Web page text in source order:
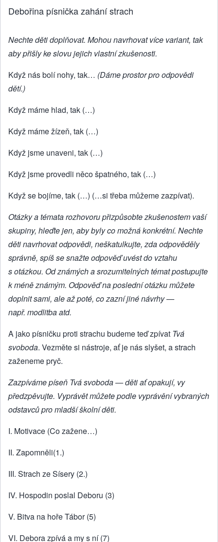
Debořina písnička zahání strach
Nechte děti doplňovat. Mohou navrhovat více variant, tak
aby přišly ke slovu jejich vlastní zkušenosti.
Když nás bolí nohy, tak… (Dáme prostor pro odpovědi
dětí.)
Když máme hlad, tak (…)
Když máme žízeň, tak (…)
Když jsme unaveni, tak (…)
Když jsme provedli něco špatného, tak (…)
Když se bojíme, tak (…) (…si třeba můžeme zazpívat).
Otázky a témata rozhovoru přizpůsobte zkušenostem vaší
skupiny, hleďte jen, aby byly co možná konkrétní. Nechte
děti navrhovat odpovědi, neškatulkujte, zda odpověděly
správně, spíš se snažte odpověď uvést do vztahu
s otázkou. Od známých a srozumitelných témat postupujte
k méně známým. Odpověď na poslední otázku můžete
doplnit sami, ale až poté, co zazní jiné návrhy—
např. modlitba atd.
A jako písničku proti strachu budeme teď zpívat Tvá
svoboda. Vezměte si nástroje, ať je nás slyšet, a strach
zaženeme pryč.
Zazpíváme píseň Tvá svoboda—děti ať opakují, vy
předzpěvujte. Vyprávět můžete podle vyprávění vybraných
odstavců pro mladší školní děti.
I. Motivace (Co zažene…)
II. Zapomněli(1.)
III. Strach ze Sísery (2.)
IV. Hospodin poslal Deboru (3)
V. Bitva na hoře Tábor (5)
VI. Debora zpívá a my s ní (7)